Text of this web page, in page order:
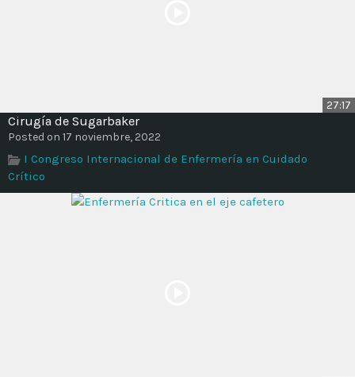
27:17
Cirugía de Sugarbaker
Posted on 17 noviembre, 2022
I Congreso Internacional de Enfermería en Cuidado
Crítico